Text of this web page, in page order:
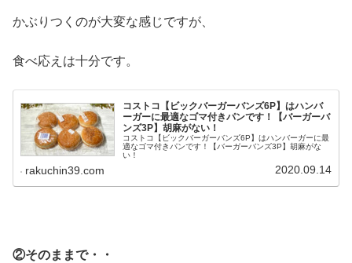
かぶりつくのが大変な感じですが、
食べ応えは十分です。
コストコ【ビックバーガーバンズ6P】はハンバ
ーガーに最適なゴマ付きパンです！【バーガーバ
ンズ3P】胡麻がない！
コストコ【ビックバーガーバンズ6P】はハンバーガーに最
適なゴマ付きパンです！【バーガーバンズ3P】胡麻がな
い！
rakuchin39.com 2020.09.14
②そのままで・・